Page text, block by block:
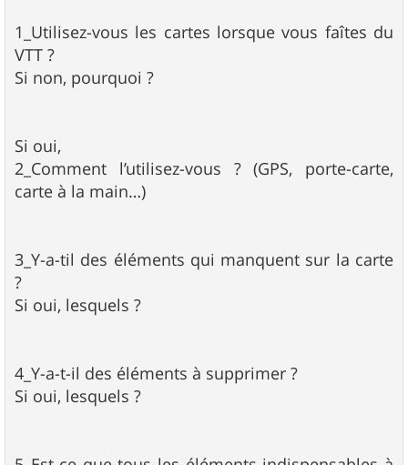
1_Utilisez-vous les cartes lorsque vous faîtes du
VTT ?
Si non, pourquoi ?
Si oui,
2_Comment l’utilisez-vous ? (GPS, porte-carte,
carte à la main…)
3_Y-a-til des éléments qui manquent sur la carte
?
Si oui, lesquels ?
4_Y-a-t-il des éléments à supprimer ?
Si oui, lesquels ?